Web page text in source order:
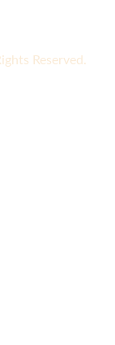
Reserved.